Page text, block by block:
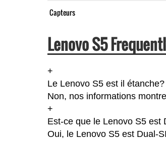
Capteurs
Lenovo S5
+
Le Lenovo S5 est il étanche?
Non, nos informations
+
Est-ce que le Lenovo S5 est
Oui, le Lenovo S5 est Dual-